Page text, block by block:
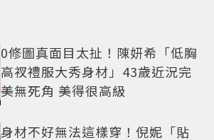
0修圖真面目太扯！陳妍希「低胸
高衩禮服大秀身材」43歲近況完
美無死角 美得很高級
身材不好無法這樣穿！倪妮「貼